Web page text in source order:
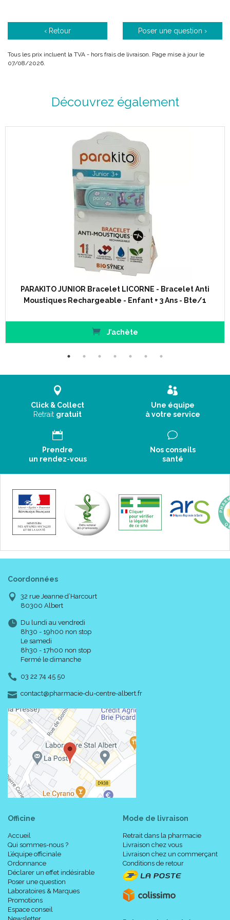
‹ Retour Poser une question ›
Tous les prix incluent la TVA - hors frais de livraison. Page mise à jour le
07/08/2026.
Découvrez également
PARAKITO JUNIOR Bracelet LICORNE - Bracelet Anti
Moustiques Rechargeable - Enfant + 3 Ans - Bte/1
J’achète
Click & Collect
Retrait gratuit
Une équipe
à votre service
Prendre
un rendez-vous
Nos conseils
santé
Coordonnées
32 rue Jeanne d’Harcourt
80300 Albert
Du lundi au vendredi
8h30 - 19h00 non stop
Le samedi
8h30 - 17h00 non stop
Fermé le dimanche
03 22 74 45 50
contact-
@-
pharmacie-du-centre-albert.fr
Officine
Accueil
Qui sommes-nous ?
L’équipe officinale
Ordonnance
Déclarer un effet indésirable
Poser une question
Laboratoires & Marques
Promotions
Espace conseil
Mode de livraison
Retrait dans la pharmacie
Livraison chez vous
Livraison chez un commerçant
Conditions de retour